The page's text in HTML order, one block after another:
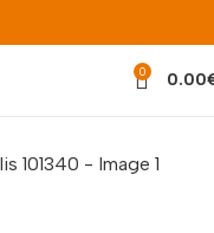
0 0.00